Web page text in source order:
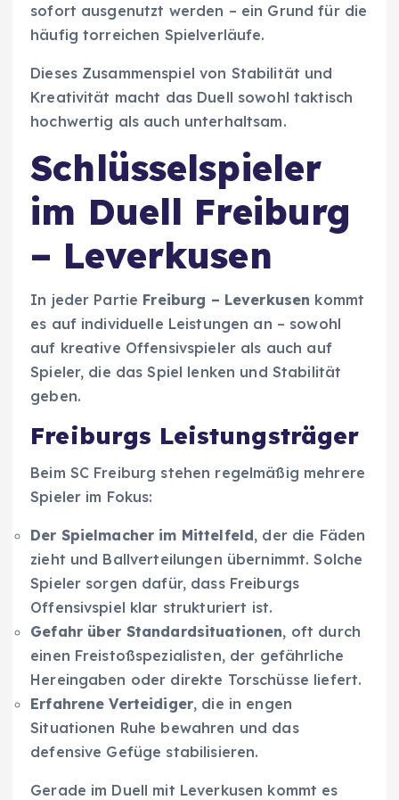
sofort ausgenutzt werden – ein Grund für die
häufig torreichen Spielverläufe.
Dieses Zusammenspiel von Stabilität und
Kreativität macht das Duell sowohl taktisch
hochwertig als auch unterhaltsam.
Schlüsselspieler
im Duell Freiburg
– Leverkusen
In jeder Partie Freiburg – Leverkusen kommt
es auf individuelle Leistungen an – sowohl
auf kreative Offensivspieler als auch auf
Spieler, die das Spiel lenken und Stabilität
geben.
Freiburgs Leistungsträger
Beim SC Freiburg stehen regelmäßig mehrere
Spieler im Fokus:
Der Spielmacher im Mittelfeld, der die Fäden
zieht und Ballverteilungen übernimmt. Solche
Spieler sorgen dafür, dass Freiburgs
Offensivspiel klar strukturiert ist.
Gefahr über Standardsituationen, oft durch
einen Freistoßspezialisten, der gefährliche
Hereingaben oder direkte Torschüsse liefert.
Erfahrene Verteidiger, die in engen
Situationen Ruhe bewahren und das
defensive Gefüge stabilisieren.
Gerade im Duell mit Leverkusen kommt es